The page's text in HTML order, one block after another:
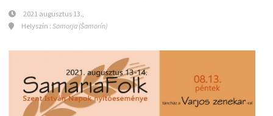
2021 augusztus 13.,
Helyszín : Somorja (Šamorín)